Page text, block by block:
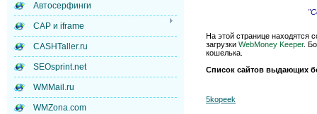
Автосерфинги
САР и iframe
CASHTaller.ru
SEOsprint.net
WMMail.ru
WMZona.com
На этой странице находятся
загрузки WebMoney Keeper.
кошелька.
Список сайтов выдающих
5kopeek